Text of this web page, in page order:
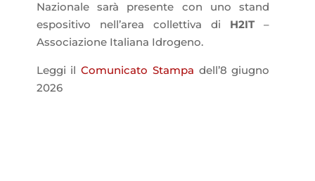
Nazionale sarà presente con uno stand
espositivo nell’area collettiva di H2IT–
Associazione Italiana Idrogeno.
Leggi ilComunicato Stampa dell’8 giugno
2026